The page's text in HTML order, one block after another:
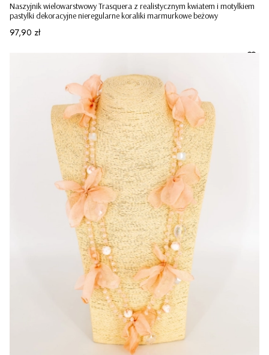
Naszyjnik wielowarstwowy Trasquera z realistycznym kwiatem i motylkiem
pastylki dekoracyjne nieregularne koraliki marmurkowe beżowy
Cena
97,90 zł